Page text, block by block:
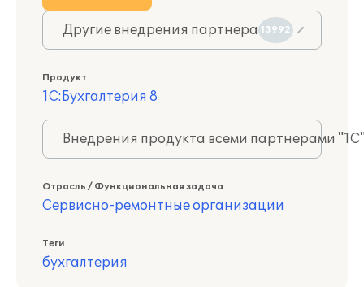
Другие внедрения партнера 13992
Продукт
1С:Бухгалтерия 8
Внедрения продукта всеми партнерами
Отрасль / Функциональная задача
Сервисно-ремонтные организации
Теги
бухгалтерия